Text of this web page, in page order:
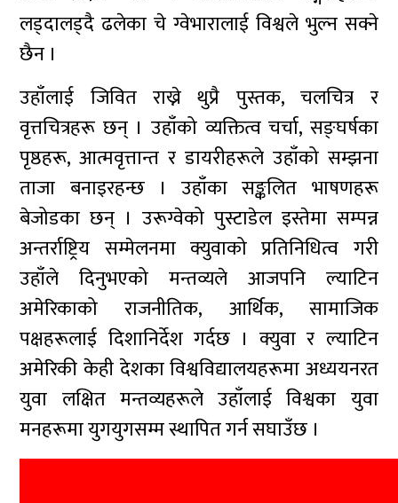
लड्दालड्दै ढलेका चे ग्वेभारालाई विश्वले भुल्न सक्ने
छैन ।
उहाँलाई जिवित राख्ने थुप्रै पुस्तक, चलचित्र र
वृत्तचित्रहरू छन् । उहाँको व्यक्तित्व चर्चा, सङ्घर्षका
पृष्ठहरू, आत्मवृत्तान्त र डायरीहरूले उहाँको सम्झना
ताजा बनाइरहन्छ । उहाँका सङ्कलित भाषणहरू
बेजोडका छन् । उरूग्वेको पुस्टाडेल इस्तेमा सम्पन्न
अन्तर्राष्ट्रिय सम्मेलनमा क्युवाको प्रतिनिधित्व गरी
उहाँले दिनुभएको मन्तव्यले आजपनि ल्याटिन
अमेरिकाको राजनीतिक, आर्थिक, सामाजिक
पक्षहरूलाई दिशानिर्देश गर्दछ । क्युवा र ल्याटिन
अमेरिकी केही देशका विश्वविद्यालयहरूमा अध्ययनरत
युवा लक्षित मन्तव्यहरूले उहाँलाई विश्वका युवा
मनहरूमा युगयुगसम्म स्थापित गर्न सघाउँछ ।